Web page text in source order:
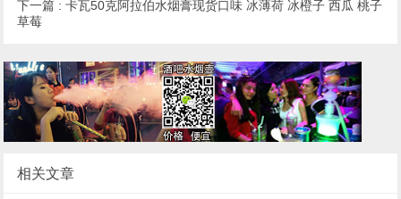
下一篇 : 卡瓦50克阿拉伯水烟膏现货口味 冰薄荷 冰橙子 西瓜 桃子
草莓
相关文章